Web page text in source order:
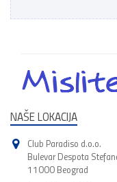
NAŠE LOKACIJA
Club Paradiso d.o.o.
Bulevar Despota
11000 Beograd